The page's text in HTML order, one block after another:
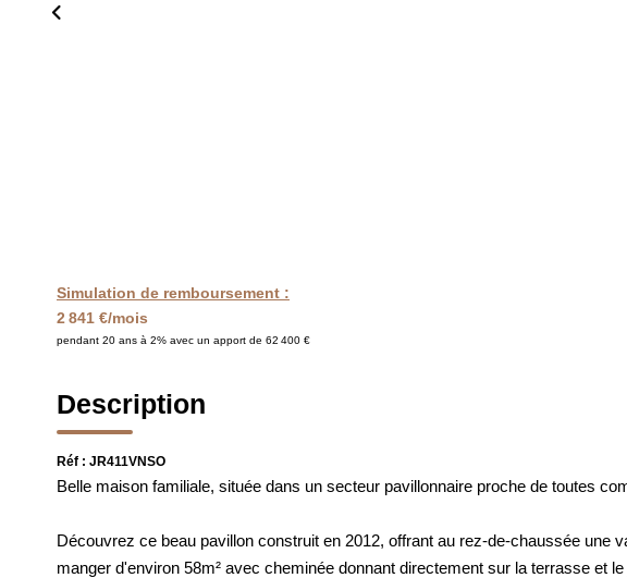
Simulation de remboursement :
2 841 €/mois
pendant 20 ans à 2% avec un apport de 62 400 €
Description
Réf : JR411VNSO
Belle maison familiale, située dans un secteur pavillonnaire proche de toutes
Découvrez ce beau pavillon construit en 2012, offrant au rez-de-chaussée une
manger d'environ 58m² avec cheminée donnant directement sur la terrasse et